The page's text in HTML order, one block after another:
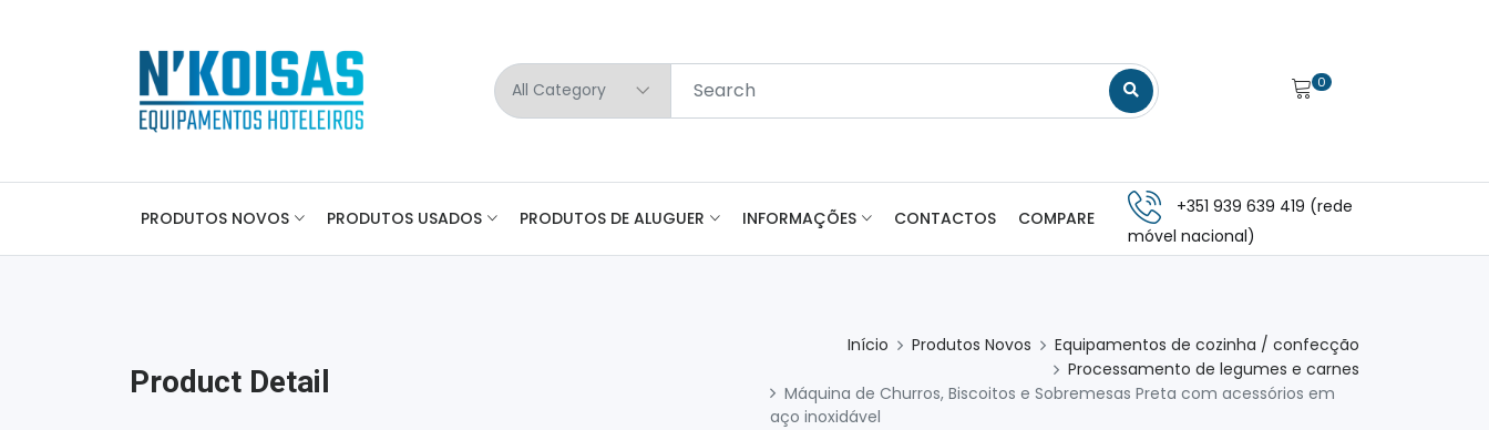
0
PRODUTOS NOVOS PRODUTOS USADOS PRODUTOS DE ALUGUER INFORMAÇÕES CONTACTOS COMPARE
+351 939 639 419 (rede
móvel nacional)
Product Detail
Início Produtos Novos
Equipamentos de cozinha / confecção
Processamento de legumes e carnes
Máquina de Churros, Biscoitos e Sobremesas Preta com acessórios em
aço inoxidável